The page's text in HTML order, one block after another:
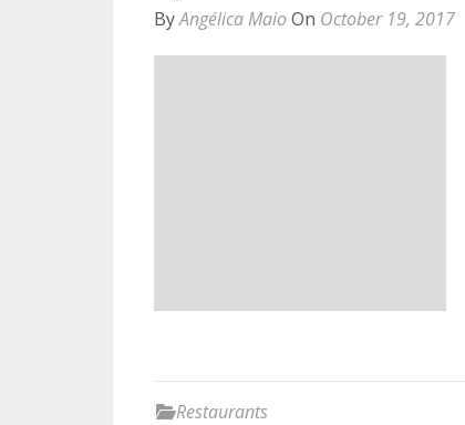
ByAngélica Maio On October 19, 2017
Restaurants